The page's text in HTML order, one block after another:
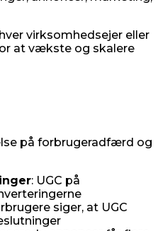
virksomhedsejer eller
at vækste og skalere
på forbrugeradfærd og
: UGC på
siger, at UGC